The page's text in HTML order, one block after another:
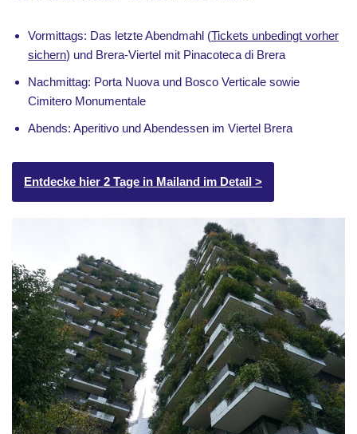
Vormittags: Das letzte Abendmahl (Tickets unbedingt vorher
sichern) und Brera-Viertel mit Pinacoteca di Brera
Nachmittag: Porta Nuova und Bosco Verticale sowie
Cimitero Monumentale
Abends: Aperitivo und Abendessen im Viertel Brera
Entdecke hier 2 Tage in Mailand im Detail >